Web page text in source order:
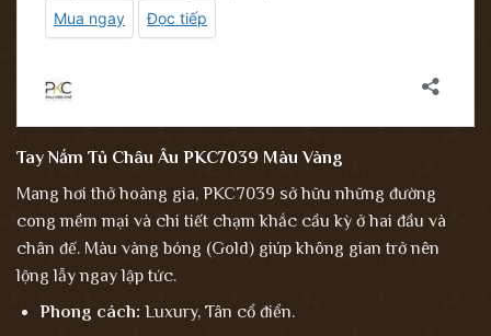
Tay Nắm Tủ Châu Âu PKC7039 Màu Vàng
Mang hơi thở hoàng gia, PKC7039 sở hữu những đường
cong mềm mại và chi tiết chạm khắc cầu kỳ ở hai đầu và
chân đế. Màu vàng bóng (Gold) giúp không gian trở nên
lộng lẫy ngay lập tức.
Phong cách: Luxury, Tân cổ điển.